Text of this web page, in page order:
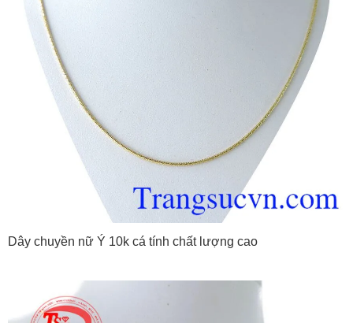
Dây chuyền nữ Ý 10k cá tính chất lượng cao